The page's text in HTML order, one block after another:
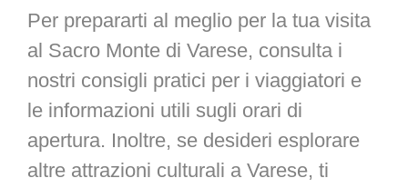
Per prepararti al meglio per la tua visita
al Sacro Monte di Varese, consulta i
nostri consigli pratici per i viaggiatori e
le informazioni utili sugli orari di
apertura. Inoltre, se desideri esplorare
altre attrazioni culturali a Varese, ti